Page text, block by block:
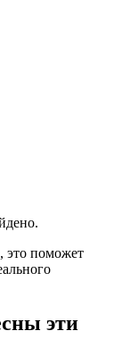
это поможет
эти